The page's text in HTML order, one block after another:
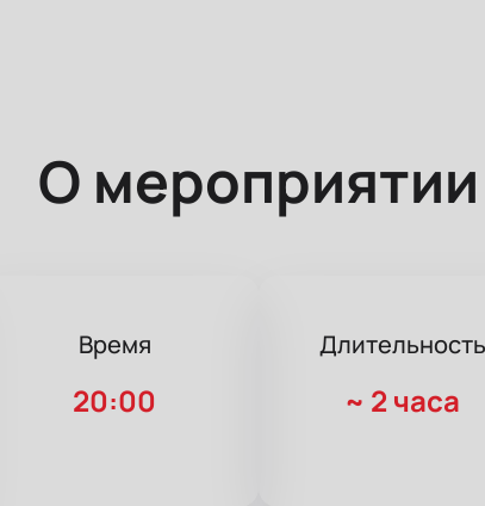
О мероприятии
Время
20:00
Длительность
~ 2 часа